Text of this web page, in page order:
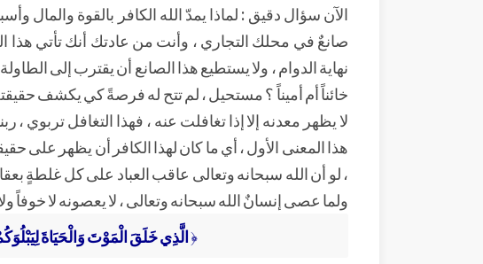
الآن سؤال دقيق : لماذا يمدّ الله الكافر بالقوة والمال
صانعٌ في محلك التجاري ، وأنت من عادتك أنك تأتي
نهاية الدوام ، ولا يستطيع هذا الصانع أن يقترب إلى
خائناً أم أميناً ؟ مستحيل ، لم تتح له فرصةً كي يكشف حقيقته
لا يظهر معدنه إلا إذا تغافلت عنه ، فهذا التغافل تربوي ،
هذا المعنى الأول ، أي ما كان لهذا الكافر أن يظهر على
، لو أن الله سبحانه وتعالى عاقب العباد على كل غلطةٍ
ولما عصى إنسانٌ الله سبحانه وتعالى ، لا يعصونه لا خوفاً
﴿الَّذِي خَلَقَ الْمَوْتَ وَالْحَيَاةَ